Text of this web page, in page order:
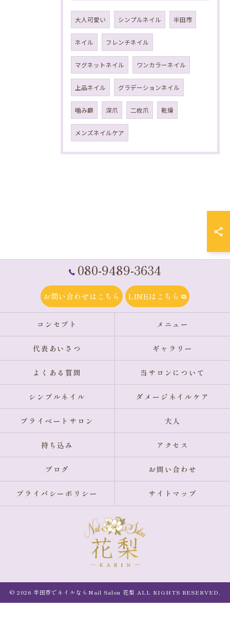
大人可愛い シンプルネイル 半田市
ネイル フレンチネイル
マグネットネイル ワンカラーネイル
上品ネイル グラデーションネイル
噛み癖 深爪 二枚爪 乾燥
メンズネイルケア
080-9489-3634
お問い合わせはこちら LINEはこちら
コンセプト メニュー
代表あいさつ ギャラリー
よくある質問 当サロンについて
シンプルネイル ダメージネイルケア
プライベートサロン 大人
持ち込み アクセス
ブログ お問い合わせ
プライバシーポリシー サイトマップ
© 2026 半田市でネイルならNail Salon 花梨 ALL RIGHTS RESERVED.